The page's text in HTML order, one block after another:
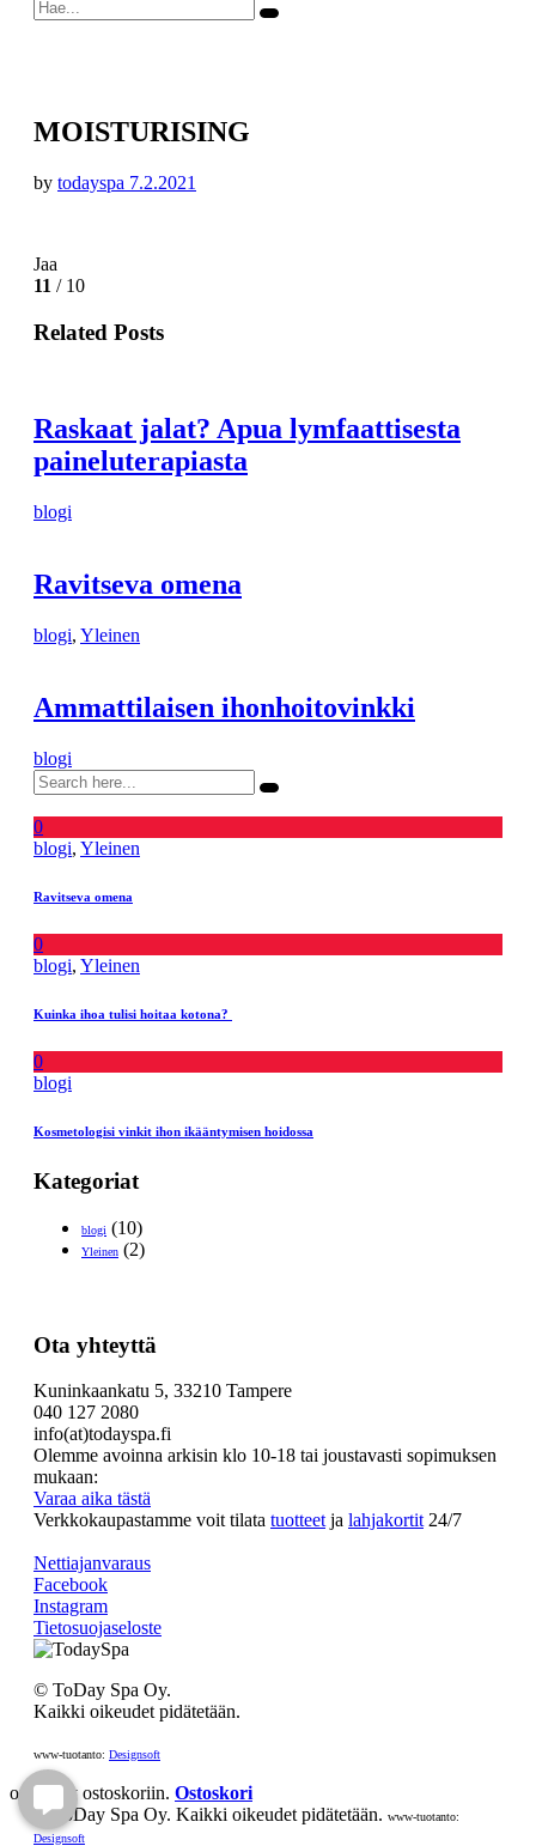
MOISTURISING
by todayspa 7.2.2021
Jaa
11 / 10
Related Posts
Raskaat jalat? Apua lymfaattisesta
paineluterapiasta
blogi
Ravitseva omena
blogi, Yleinen
Ammattilaisen ihonhoitovinkki
blogi
0
blogi, Yleinen
Ravitseva omena
0
blogi, Yleinen
Kuinka ihoa tulisi hoitaa kotona?
0
blogi
Kosmetologisi vinkit ihon ikääntymisen hoidossa
Kategoriat
blogi (10)
Yleinen (2)
Ota yhteyttä
Kuninkaankatu 5, 33210 Tampere
040 127 2080
info(at)todayspa.fi
Olemme avoinna arkisin klo 10-18 tai joustavasti sopimuksen
mukaan:
Varaa aika tästä
Verkkokaupastamme voit tilata tuotteet ja lahjakortit 24/7
Nettiajanvaraus
Facebook
Instagram
Tietosuojaseloste
© ToDay Spa Oy.
Kaikki oikeudet pidätetään.
www-tuotanto: Designsoft
© ToDay Spa Oy. Kaikki oikeudet pidätetään. www-tuotanto:
Designsoft
on lisätty ostoskoriin. Ostoskori